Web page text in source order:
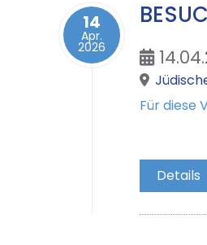
14
Apr.
2026
Für diese
Details